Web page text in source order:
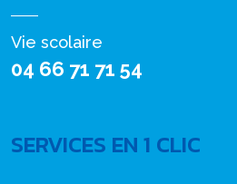
Vie scolaire
04 66 71 71 54
SERVICES EN 1 CLIC